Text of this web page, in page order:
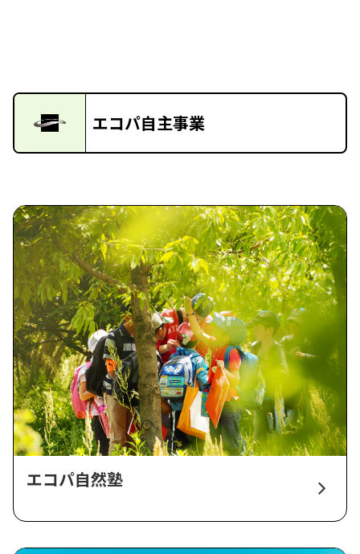
エコパ自主事業
エコパ自然塾